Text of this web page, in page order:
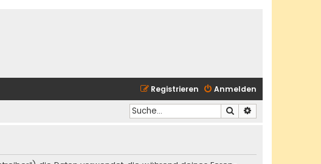
Anmelden
Registrieren
Suche